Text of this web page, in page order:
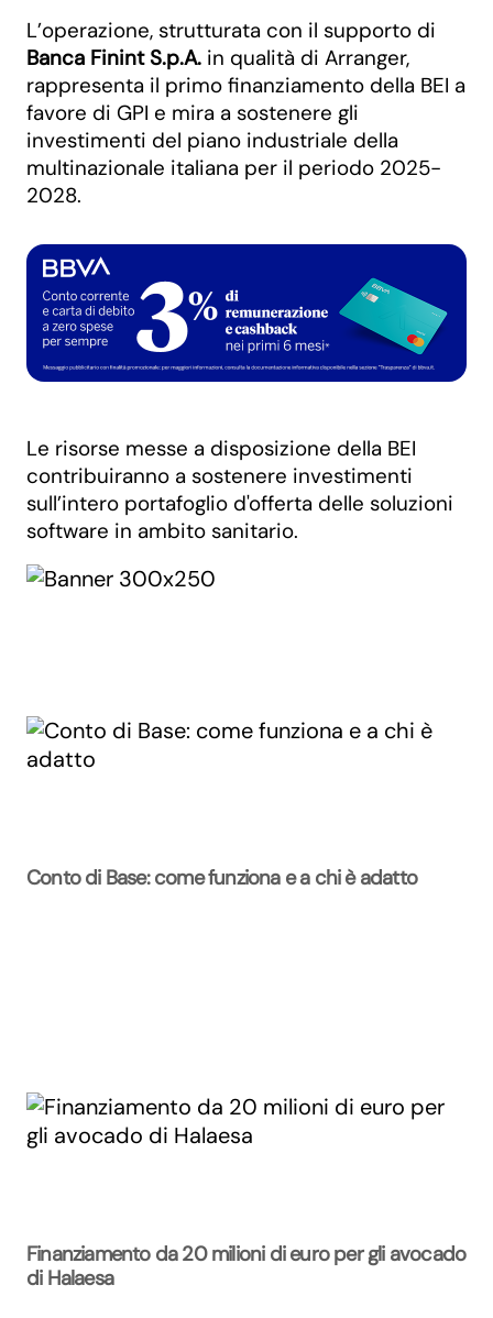
L’operazione, strutturata con il supporto di
Banca Finint S.p.A. in qualità di Arranger,
rappresenta il primo finanziamento della BEI a
favore di GPI e mira a sostenere gli
investimenti del piano industriale della
multinazionale italiana per il periodo 2025-
2028.
Le risorse messe a disposizione della BEI
contribuiranno a sostenere investimenti
sull’intero portafoglio d'offerta delle soluzioni
software in ambito sanitario.
Conto di Base: come funziona e a chi è adatto
Finanziamento da 20 milioni di euro per gli avocado
di Halaesa